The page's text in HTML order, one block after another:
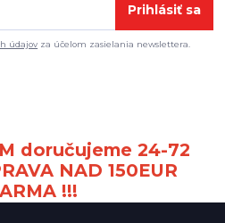
Prihlásiť sa
údajov za účelom zasielania newslettera.
doručujeme 24-72
NAD 150EUR
!!!